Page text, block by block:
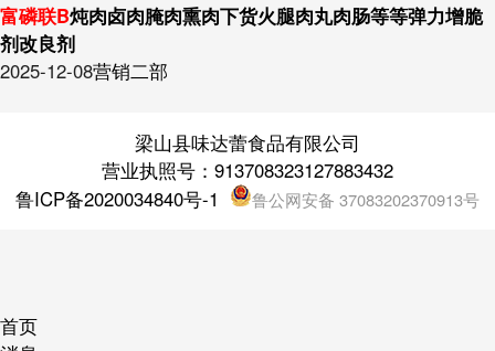
富磷联B炖肉卤肉腌肉熏肉下货火腿肉丸肉肠等等弹力增脆
剂改良剂
2025-12-08营销二部
梁山县味达蕾食品有限公司
营业执照号：913708323127883432
鲁ICP备2020034840号-1
鲁公网安备 37083202370913号
首页